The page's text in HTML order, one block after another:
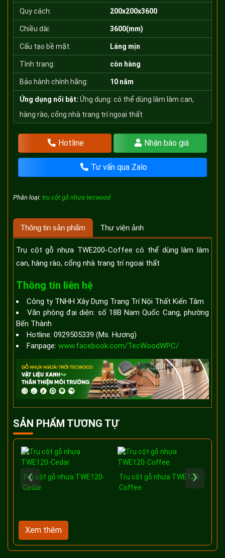
Quy cách: 200x200x3600
Chiều dài: 3600(mm)
Cấu tạo bề mặt: Láng mịn
Tình trạng: còn hàng
Bảo hành chính hãng: 10 năm
Ứng dụng nổi bật: Ứng dụng: có thể dùng làm làm can,
hàng rào, cổng nhà trang trí ngoại thất
Hotline Nhận báo giá
Tư vấn qua Zalo
Phân loại: trụ cột gỗ nhựa tecwood
Thông tin sản phẩm Thư viện ảnh
Trụ cột gỗ nhựa TWE200-Coffee có thể dùng làm làm
can, hàng rào, cổng nhà trang trí ngoại thất
Thông tin liên hệ
Công ty TNHH Xây Dựng Trang Trí Nội Thất Kiến Tâm
Văn phòng đại diện: số 18B Nam Quốc Cang, phường
Bến Thành
Hotline: 0929505339 (Ms. Hương)
Fanpage: www.facebook.com/TecWoodWPC/
SẢN PHẨM TƯƠNG TỰ
Trụ cột gỗ nhựa TWE120-
Cedar
Trụ cột gỗ nhựa TWE120-
Coffee
‹ ›
Xem thêm